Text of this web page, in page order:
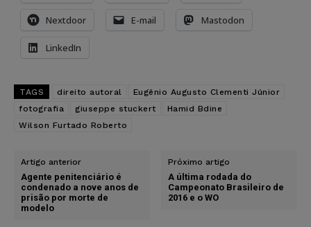
Nextdoor E-mail Mastodon
LinkedIn
TAGS direito autoral
Eugênio Augusto Clementi Júnior
fotografia
giuseppe stuckert
Hamid Bdine
Wilson Furtado Roberto
Artigo anterior
Agente penitenciário é
condenado a nove anos de
prisão por morte de
modelo
Próximo artigo
A última rodada do
Campeonato Brasileiro de
2016 e o WO